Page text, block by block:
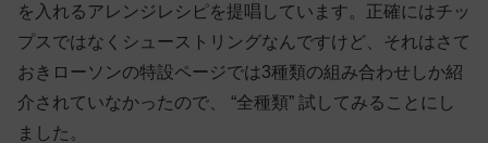
を入れるアレンジレシピを提唱しています。正確にはチッ
プスではなくシューストリングなんですけど、それはさて
おきローソンの特設ページでは3種類の組み合わせしか紹
介されていなかったので、 “全種類” 試してみることにし
ました。